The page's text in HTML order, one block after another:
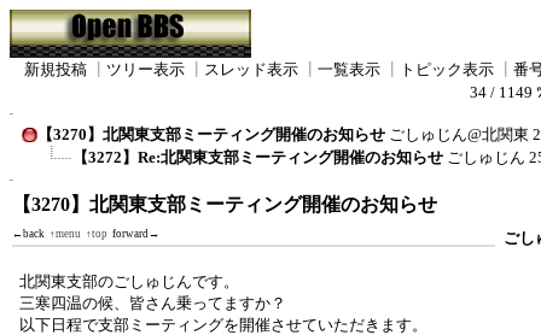
新規投稿 ツリー表示 スレッド表示 一覧表示 トピック表示
番
34 / 1149
【3270】北関東支部ミーティング開催のお知らせ ごしゅじん@北関東
【3272】Re:北関東支部ミーティング開催のお知らせ ごしゅじん
【3270】北関東支部ミーティング開催のお知らせ
←back ↑menu ↑top forward→ ごし
北関東支部のごしゅじんです。
三寒四温の候、皆さん乗ってますか？
以下日程で支部ミーティングを開催させていただきます。